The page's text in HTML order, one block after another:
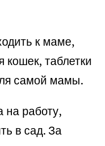
к маме,
кошек, таблетки
самой мамы.
на работу,
в сад. За